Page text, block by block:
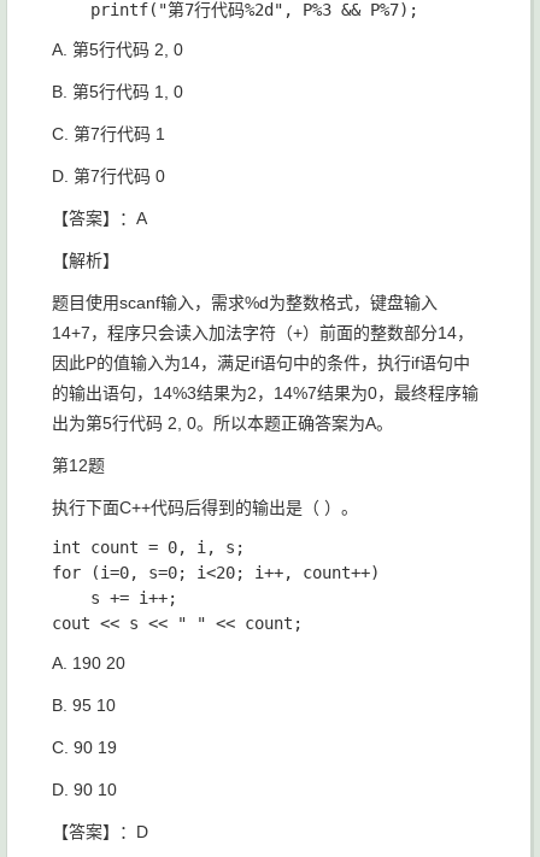
A. 第5行代码 2, 0
B. 第5行代码 1, 0
C. 第7行代码 1
D. 第7行代码 0
【答案】：A
【解析】
题目使用scanf输入，需求%d为整数格式，键盘输入
14+7，程序只会读入加法字符（+）前面的整数部分14，
因此P的值输入为14，满足if语句中的条件，执行if语句中
的输出语句，14%3结果为2，14%7结果为0，最终程序输
出为第5行代码 2, 0。所以本题正确答案为A。
第12题
执行下面C++代码后得到的输出是（ ）。
int count = 0, i, s;
for (i=0, s=0; i<20; i++, count++)
A. 190 20
B. 95 10
C. 90 19
D. 90 10
【答案】：D